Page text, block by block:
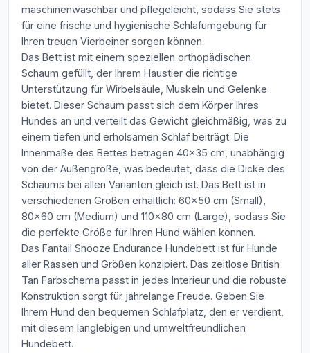
maschinenwaschbar und pflegeleicht, sodass Sie stets
für eine frische und hygienische Schlafumgebung für
Ihren treuen Vierbeiner sorgen können.
Das Bett ist mit einem speziellen orthopädischen
Schaum gefüllt, der Ihrem Haustier die richtige
Unterstützung für Wirbelsäule, Muskeln und Gelenke
bietet. Dieser Schaum passt sich dem Körper Ihres
Hundes an und verteilt das Gewicht gleichmäßig, was zu
einem tiefen und erholsamen Schlaf beiträgt. Die
Innenmaße des Bettes betragen 40x35 cm, unabhängig
von der Außengröße, was bedeutet, dass die Dicke des
Schaums bei allen Varianten gleich ist. Das Bett ist in
verschiedenen Größen erhältlich: 60x50 cm (Small),
80x60 cm (Medium) und 110x80 cm (Large), sodass Sie
die perfekte Größe für Ihren Hund wählen können.
Das Fantail Snooze Endurance Hundebett ist für Hunde
aller Rassen und Größen konzipiert. Das zeitlose British
Tan Farbschema passt in jedes Interieur und die robuste
Konstruktion sorgt für jahrelange Freude. Geben Sie
Ihrem Hund den bequemen Schlafplatz, den er verdient,
mit diesem langlebigen und umweltfreundlichen
Hundebett.